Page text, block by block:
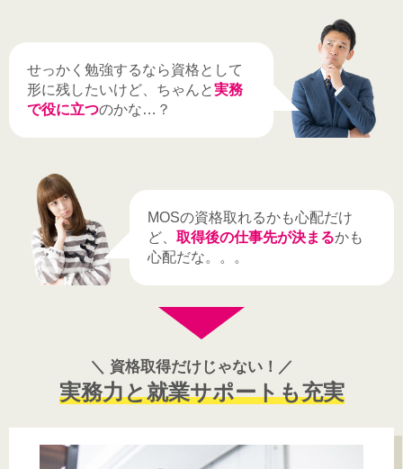
せっかく勉強するなら資格として
形に残したいけど、 ちゃんと実務
で役に立つのかな…？
MOSの資格取れるかも心配だけ
ど、取得後の仕事先が決まるかも
心配だな。。。
資格取得だけじゃない！
実務力と就業サポートも充実